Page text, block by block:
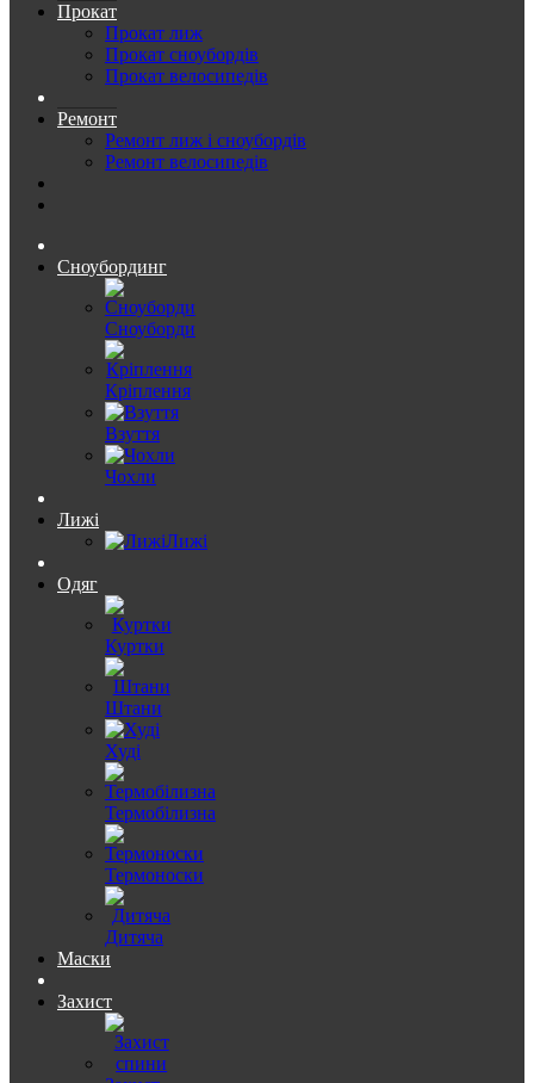
Прокат
Прокат лиж
Прокат сноубордів
Прокат велосипедів
Ремонт
Ремонт лиж і сноубордів
Ремонт велосипедів
Сноубординг
Сноуборди
Кріплення
Взуття
Чохли
Лижі
Лижі
Одяг
Куртки
Штани
Худі
Термобілизна
Термоноски
Дитяча
Маски
Захист